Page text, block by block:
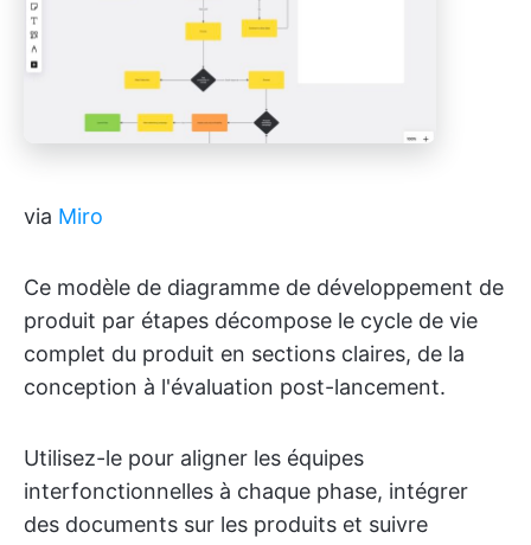
via Miro
Ce modèle de diagramme de développement de
produit par étapes décompose le cycle de vie
complet du produit en sections claires, de la
conception à l'évaluation post-lancement.
Utilisez-le pour aligner les équipes
interfonctionnelles à chaque phase, intégrer
des documents sur les produits et suivre